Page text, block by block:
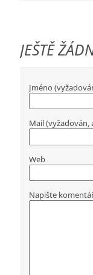
JEŠTĚ
Jméno
Mail (vyžadován,
Web
Napište